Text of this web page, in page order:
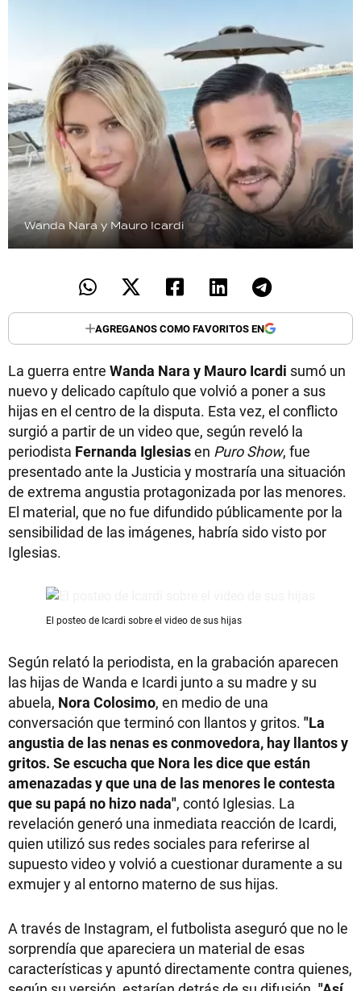
Wanda Nara y Mauro Icardi
AGREGANOS COMO FAVORITOS EN
La guerra entre Wanda Nara y Mauro Icardi sumó un
nuevo y delicado capítulo que volvió a poner a sus
hijas en el centro de la disputa. Esta vez, el conflicto
surgió a partir de un video que, según reveló la
periodista Fernanda Iglesiasen Puro Show, fue
presentado ante la Justicia y mostraría una situación
de extrema angustia protagonizada por las menores.
El material, que no fue difundido públicamente por la
sensibilidad de las imágenes, habría sido visto por
Iglesias.
El posteo de Icardi sobre el video de sus hijas
Según relató la periodista, en la grabación aparecen
las hijas de Wanda e Icardi junto a su madre y su
abuela, Nora Colosimo, en medio de una
conversación que terminó con llantos y gritos. "La
angustia de las nenas es conmovedora, hay llantos y
gritos. Se escucha que Nora les dice que están
amenazadas y que una de las menores le contesta
que su papá no hizo nada", contó Iglesias. La
revelación generó una inmediata reacción de Icardi,
quien utilizó sus redes sociales para referirse al
supuesto video y volvió a cuestionar duramente a su
exmujer y al entorno materno de sus hijas.
A través de Instagram, el futbolista aseguró que no le
sorprendía que apareciera un material de esas
características y apuntó directamente contra quienes,